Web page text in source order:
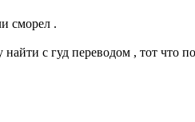
сморел .
найти с гуд переводом , тот что